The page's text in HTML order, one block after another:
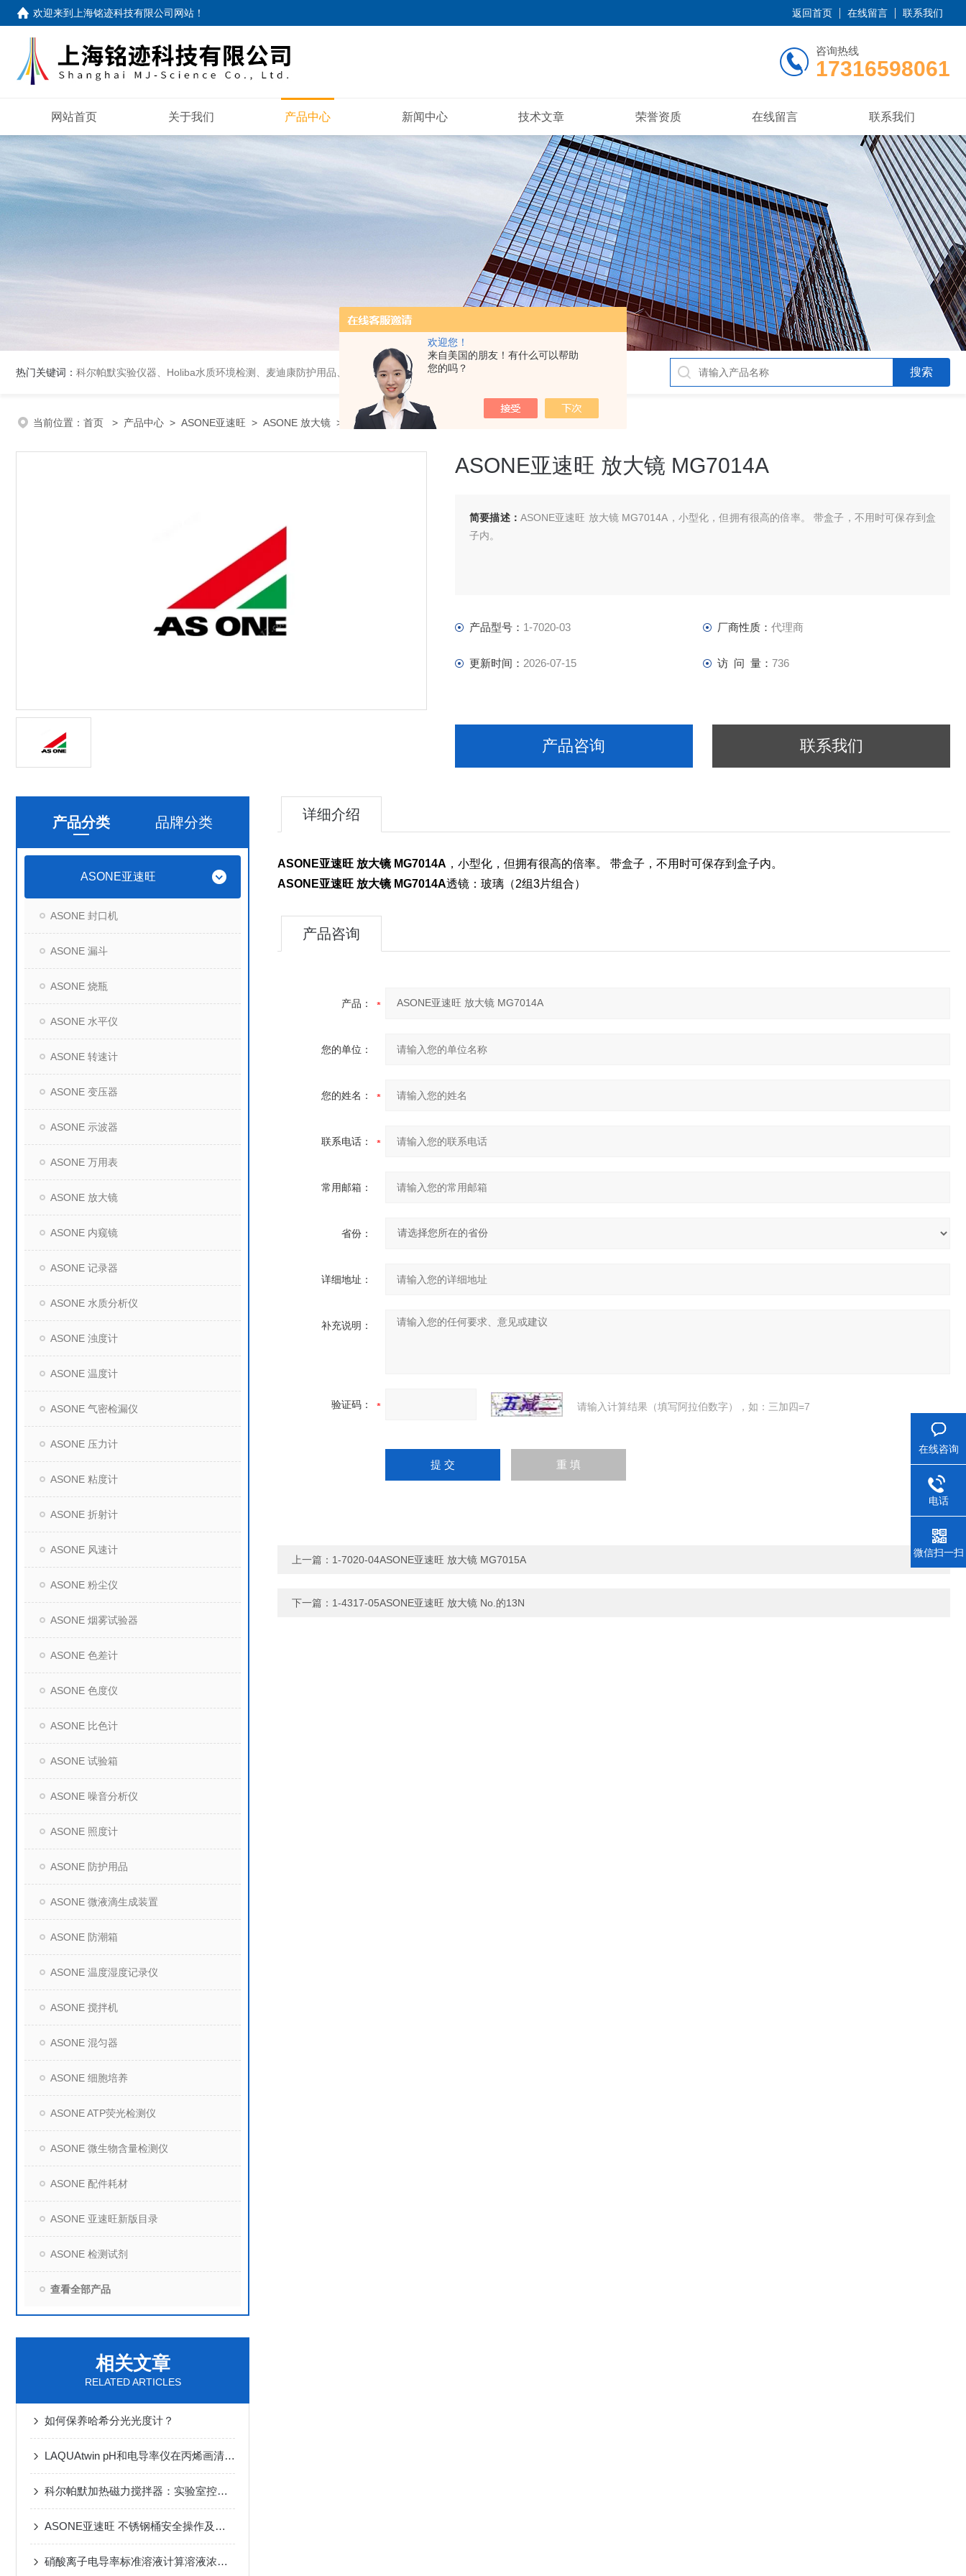
欢迎您！
来自美国的朋友！有什么可以帮助
您的吗？
欢迎来到 上海铭迹科技有限公司网站 ！ 返回首页 在线留言 联系我们
咨询热线
17316598061
网站首页 关于我们 产品中心 新闻中心 技术文章 荣誉资质 在线留言 联系我们
热门关键词： 科尔帕默实验仪器、Holiba水质环境检测、麦迪康防护用品、wiggens实验仪器，摇床、磁力搅拌器，电子天平
当前位置： 首页 > 产品中心 > ASONE亚速旺 > ASONE 放大镜 > 1-7020-03ASONE亚速旺 放大镜 MG7014A
ASONE亚速旺 放大镜 MG7014A
简要描述： ASONE亚速旺 放大镜 MG7014A，小型化，但拥有很高的倍率。 带盒子，不用时可保存到盒
子内。
产品型号： 1-7020-03 厂商性质： 代理商
更新时间： 2026-07-15 访 问 量： 736
产品咨询 联系我们
产品分类 品牌分类
ASONE亚速旺
ASONE 封口机
ASONE 漏斗
ASONE 烧瓶
ASONE 水平仪
ASONE 转速计
ASONE 变压器
ASONE 示波器
ASONE 万用表
ASONE 放大镜
ASONE 内窥镜
ASONE 记录器
ASONE 水质分析仪
ASONE 浊度计
ASONE 温度计
ASONE 气密检漏仪
ASONE 压力计
ASONE 粘度计
ASONE 折射计
ASONE 风速计
ASONE 粉尘仪
ASONE 烟雾试验器
ASONE 色差计
ASONE 色度仪
ASONE 比色计
ASONE 试验箱
ASONE 噪音分析仪
ASONE 照度计
ASONE 防护用品
ASONE 微液滴生成装置
ASONE 防潮箱
ASONE 温度湿度记录仪
ASONE 搅拌机
ASONE 混匀器
ASONE 细胞培养
ASONE ATP荧光检测仪
ASONE 微生物含量检测仪
ASONE 配件耗材
ASONE 亚速旺新版目录
ASONE 检测试剂
查看全部产品
相关文章
RELATED ARTICLES
如何保养哈希分光光度计？
LAQUAtwin pH和电导率仪在丙烯画清洁检测方案
科尔帕默加热磁力搅拌器：实验室控温搅拌的之选
ASONE亚速旺 不锈钢桶安全操作及保养规程
硝酸离子电导率标准溶液计算溶液浓度的条件
详细介绍
ASONE亚速旺 放大镜 MG7014A ，小型化，但拥有很高的倍率。 带盒子，不用时可保存到盒子内。
ASONE亚速旺 放大镜 MG7014A透镜：玻璃（2组3片组合）
产品咨询
产品：
您的单位：
您的姓名：
联系电话：
常用邮箱：
省份：
详细地址：
补充说明：
验证码： 请输入计算结果（填写阿拉伯数字），如：三加四=7
上一篇： 1-7020-04ASONE亚速旺 放大镜 MG7015A
下一篇： 1-4317-05ASONE亚速旺 放大镜 No.的13N
在线咨询
电话
微信扫一扫